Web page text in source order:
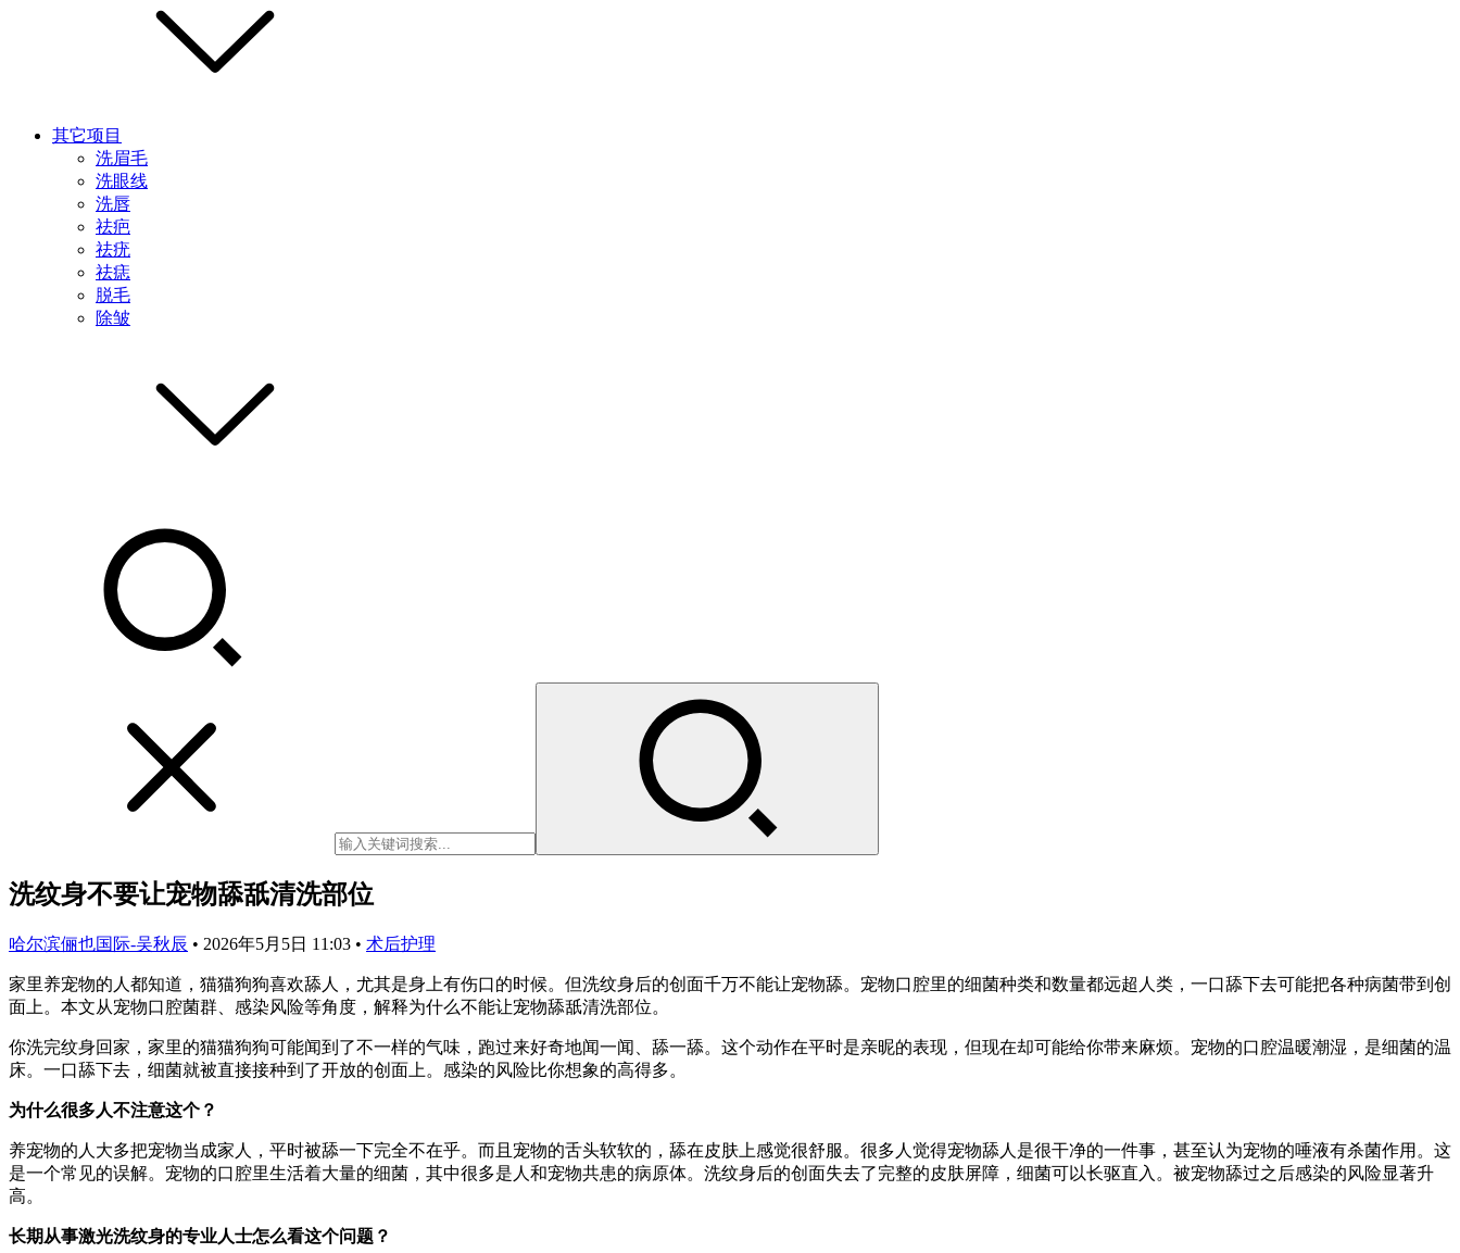
其它项目
洗眉毛
洗眼线
洗唇
祛疤
祛疣
祛痣
脱毛
除皱
洗纹身不要让宠物舔舐清洗部位
哈尔滨俪也国际-吴秋辰 • 2026年5月5日 11:03 • 术后护理
家里养宠物的人都知道，猫猫狗狗喜欢舔人，尤其是身上有伤口的时候。但洗纹身后的创面千万不能让宠物舔。宠物口腔里的细菌种类和数量都远超人类，一口舔下去可能把各种病菌带到创
面上。本文从宠物口腔菌群、感染风险等角度，解释为什么不能让宠物舔舐清洗部位。
你洗完纹身回家，家里的猫猫狗狗可能闻到了不一样的气味，跑过来好奇地闻一闻、舔一舔。这个动作在平时是亲昵的表现，但现在却可能给你带来麻烦。宠物的口腔温暖潮湿，是细菌的温
床。一口舔下去，细菌就被直接接种到了开放的创面上。感染的风险比你想象的高得多。
为什么很多人不注意这个？
养宠物的人大多把宠物当成家人，平时被舔一下完全不在乎。而且宠物的舌头软软的，舔在皮肤上感觉很舒服。很多人觉得宠物舔人是很干净的一件事，甚至认为宠物的唾液有杀菌作用。这
是一个常见的误解。宠物的口腔里生活着大量的细菌，其中很多是人和宠物共患的病原体。洗纹身后的创面失去了完整的皮肤屏障，细菌可以长驱直入。被宠物舔过之后感染的风险显著升
高。
长期从事激光洗纹身的专业人士怎么看这个问题？